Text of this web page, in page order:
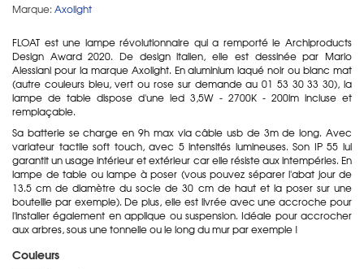
Marque: Axolight
FLOAT est une lampe révolutionnaire qui a remporté le Archiproducts
Design Award 2020. De design italien, elle est dessinée par Mario
Alessiani pour la marque Axolight. En aluminium laqué noir ou blanc mat
(autre couleurs bleu, vert ou rose sur demande au 01 53 30 33 30), la
lampe de table dispose d'une led 3,5W - 2700K - 200lm incluse et
remplaçable.
Sa batterie se charge en 9h max via câble usb de 3m de long. Avec
variateur tactile soft touch, avec 5 intensités lumineuses. Son IP 55 lui
garantit un usage intérieur et extérieur car elle résiste aux intempéries. En
lampe de table ou lampe à poser (vous pouvez séparer l'abat jour de
13.5 cm de diamètre du socle de 30 cm de haut et la poser sur une
bouteille par exemple). De plus, elle est livrée avec une accroche pour
l'installer également en applique ou suspension. Idéale pour accrocher
aux arbres, sous une tonnelle ou le long du mur par exemple !
Couleurs